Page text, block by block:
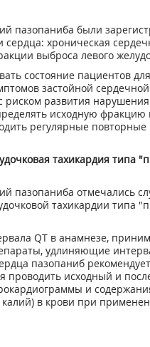
пазопаниба были
хроническая
выброса левого
состояние пациентов
застойной сердечной
риском развития
исходную фракцию
регулярные
тахикардия типа
пазопаниба отмечались
тахикардии типа
QT в анамнезе,
удлиняющие
пазопаниб
проводить исходный и
и
калий) в крови при